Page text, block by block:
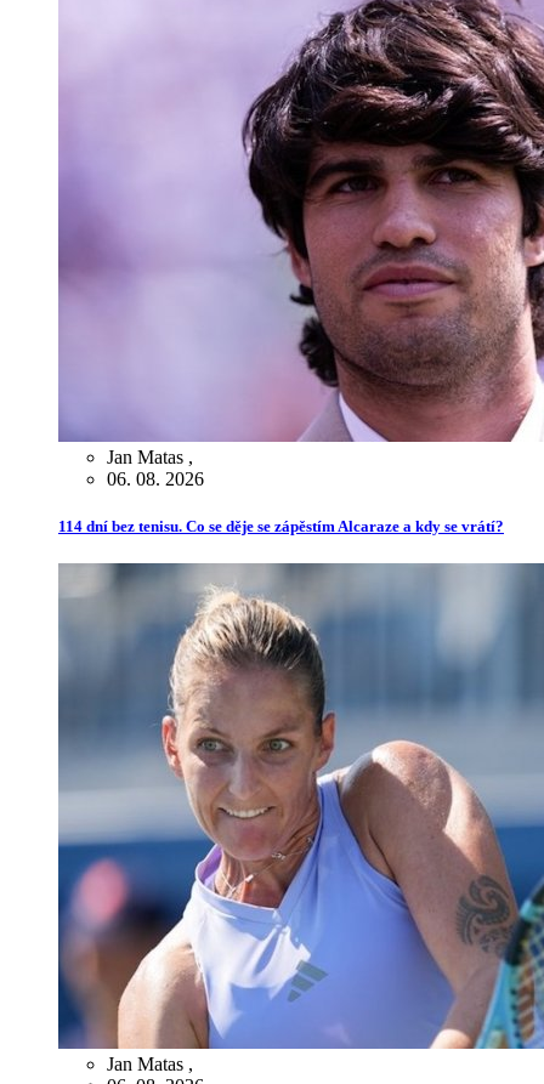
Jan Matas ,
06. 08. 2026
114 dní bez tenisu. Co se děje se zápěstím Alcaraze a kdy se vrátí?
Jan Matas ,